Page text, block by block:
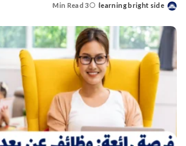
Posted
learning bright side
3 Min Read